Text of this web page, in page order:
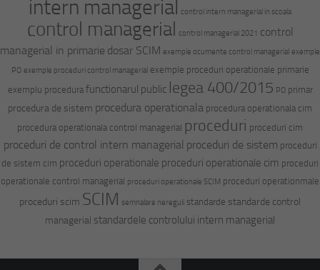
intern managerial control intern managerial in scoala
control managerial control managerial 2021 control
managerial in primarie dosar SCIM exemple ocumente control managerial exemple
PO exemple proceduri control managerial exemple proceduri operationale primarie
exemplu procedura functionarul public legea 400/2015 PO primar
procedura de sistem procedura operationala procedura operationala cim
procedura operationala control managerial proceduri proceduri cim
proceduri de control intern managerial proceduri de sistem proceduri
de sistem cim proceduri operationale proceduri operationale cim proceduri
operationale control managerial proceduri operationale SCIM proceduri operationmale
proceduri scim SCIM semnalare nereguli standarde standarde control
managerial standardele controlului intern managerial